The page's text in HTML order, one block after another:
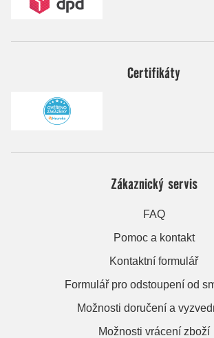
Certifikáty
Zákaznický servis
FAQ
Pomoc a kontakt
Kontaktní formulář
Formulář pro odstoupení od
Možnosti doručení a
Možnosti vrácení zboží